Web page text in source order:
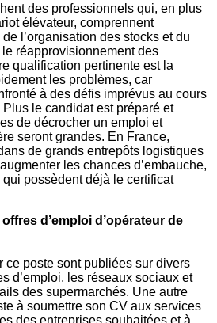
des professionnels qui, en plus
élévateur, comprennent
l’organisation des stocks et du
réapprovisionnement des
qualification pertinente est la
les problèmes, car
à des défis imprévus au cours
le candidat est préparé et
de décrocher un emploi et
seront grandes. En France,
de grands entrepôts logistiques
les chances d’embauche,
possèdent déjà le certificat
d’emploi d’opérateur de
ce poste sont publiées sur divers
d’emploi, les réseaux sociaux et
des supermarchés. Une autre
à soumettre son CV aux services
des entreprises souhaitées et à